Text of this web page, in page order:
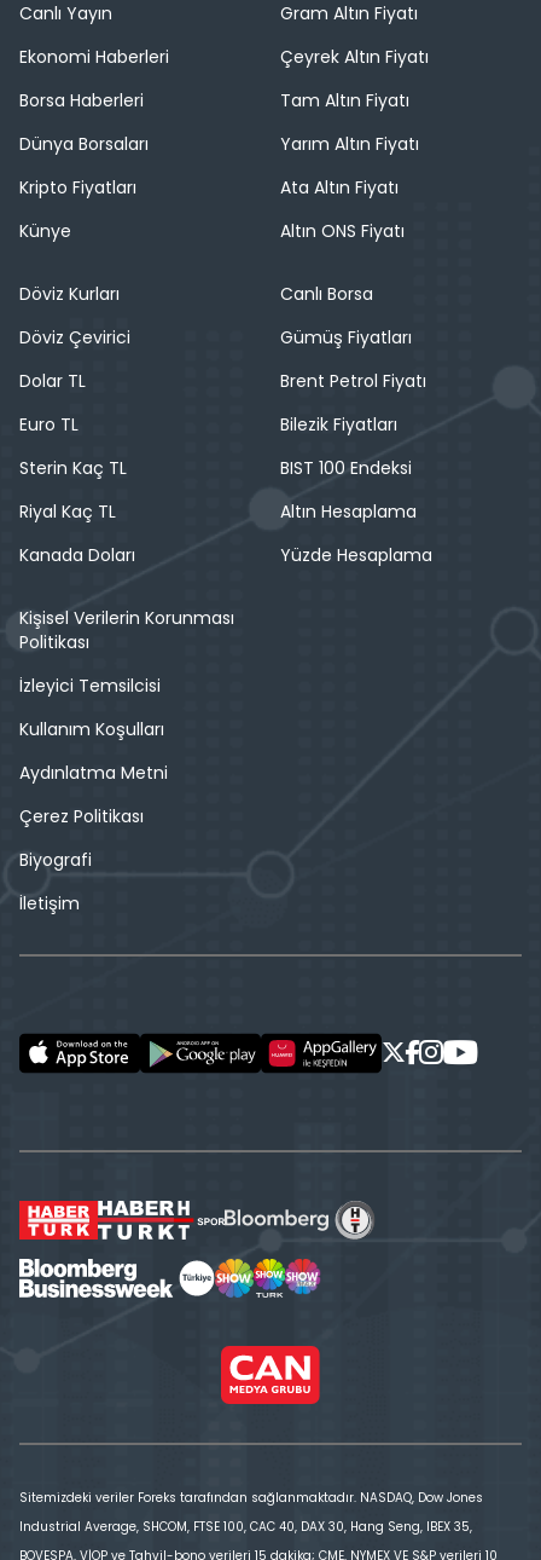
Canlı Yayın
Ekonomi Haberleri
Borsa Haberleri
Dünya Borsaları
Kripto Fiyatları
Künye
Gram Altın Fiyatı
Çeyrek Altın Fiyatı
Tam Altın Fiyatı
Yarım Altın Fiyatı
Ata Altın Fiyatı
Altın ONS Fiyatı
Döviz Kurları
Döviz Çevirici
Dolar TL
Euro TL
Sterin Kaç TL
Riyal Kaç TL
Kanada Doları
Canlı Borsa
Gümüş Fiyatları
Brent Petrol Fiyatı
Bilezik Fiyatları
BIST 100 Endeksi
Altın Hesaplama
Yüzde Hesaplama
Kişisel Verilerin Korunması
Politikası
İzleyici Temsilcisi
Kullanım Koşulları
Aydınlatma Metni
Çerez Politikası
Biyografi
İletişim
Sitemizdeki veriler Foreks tarafından sağlanmaktadır. NASDAQ, Dow Jones
Industrial Average, SHCOM, FTSE 100, CAC 40, DAX 30, Hang Seng, IBEX 35,
BOVESPA, VİOP ve Tahvil-bono verileri 15 dakika; CME, NYMEX VE S&P verileri 10